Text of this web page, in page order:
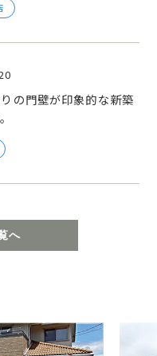
の門壁が印象的な新築
へ